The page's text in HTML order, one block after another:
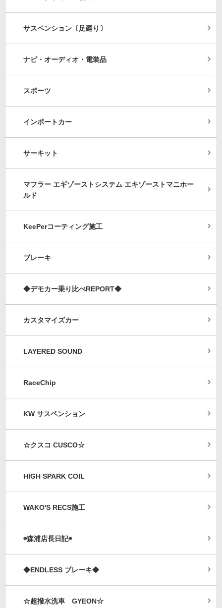
サスペンション〔足廻り〕
ナビ・オーディオ・電装品
スポーツ
インポートカー
サーキット
マフラー エギゾーストシステム エキゾーストマニホー
ルド
KeePerコーティング施工
ブレーキ
◆デモカー乗り比べREPORT◆
カスタマイズカー
LAYERED SOUND
RaceChip
KW サスペンション
☆クスコ CUSCO☆
HIGH SPARK COIL
WAKO'S RECS施工
◉森浦店長日記◉
◆ENDLESS ブレーキ◆
☆超撥水洗車 GYEON☆